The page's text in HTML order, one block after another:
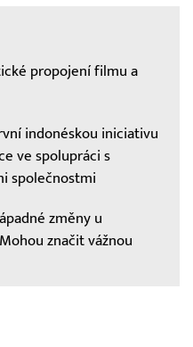
propojení filmu a
indonéskou iniciativu
ve spolupráci s
společnostmi
změny u
značit vážnou